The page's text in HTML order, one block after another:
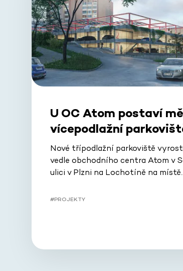
U OC Atom postaví
vícepodlažní
Nové třípodlažní parkoviště
vedle obchodního centra Atom v
ulici v Plzni na Lochotíně na
#PROJEKTY